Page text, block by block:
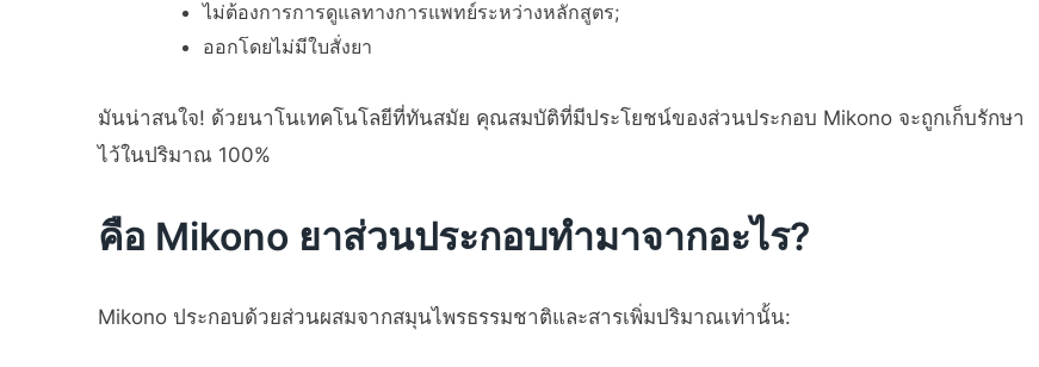
ไม่ต้องการการดูแลทางการแพทย์ระหว่างหลักสูตร;
ออกโดยไม่มีใบสั่งยา
มันน่าสนใจ! ด้วยนาโนเทคโนโลยีที่ทันสมัย ​​คุณสมบัติที่มีประโยชน์ของส่วนประกอบ Mikono จะถูกเก็บรักษา
ไว้ในปริมาณ 100%
คือ Mikono ยาส่วนประกอบทำมาจากอะไร?
Mikono ประกอบด้วยส่วนผสมจากสมุนไพรธรรมชาติและสารเพิ่มปริมาณเท่านั้น: